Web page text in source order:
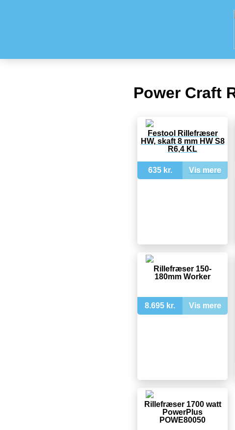
Power Craft
Festool Rillefræser
HW, skaft 8 mm HW S8
R6,4 KL
635 kr. Vis mere
Rillefræser 150-
180mm Worker
8.695 kr. Vis mere
Rillefræser 1700 watt
PowerPlus
POWE80050